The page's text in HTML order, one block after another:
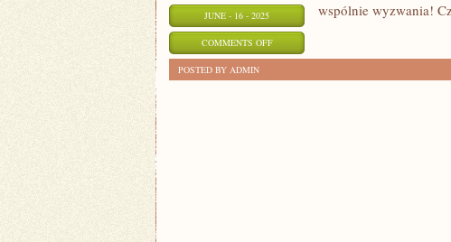
JUNE - 16 - 2025
COMMENTS OFFON
wspólnie wyzwania!
POSTED BY ADMIN